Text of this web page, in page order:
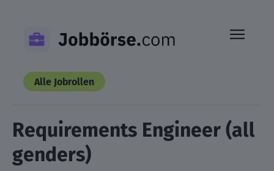
content
Alle Jobrollen
Requirements Engineer (all
genders)